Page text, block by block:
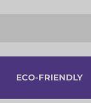
ECO-FRIENDLY